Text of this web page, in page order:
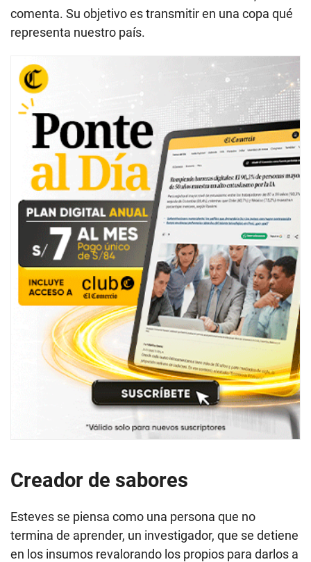
comenta. Su objetivo es transmitir en una copa qué
representa nuestro país.
Creador de sabores
Esteves se piensa como una persona que no
termina de aprender, un investigador, que se detiene
en los insumos revalorando los propios para darlos a